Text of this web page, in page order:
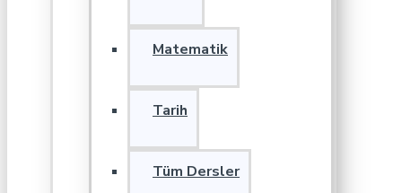
Matematik
Tarih
Tüm Dersler